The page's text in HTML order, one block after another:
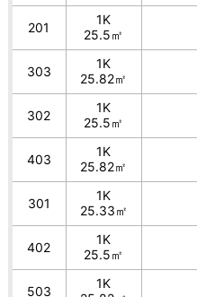
201
1K
25.5㎡
303
1K
25.82㎡
302
1K
25.5㎡
403
1K
25.82㎡
301
1K
25.33㎡
402
1K
25.5㎡
503
1K